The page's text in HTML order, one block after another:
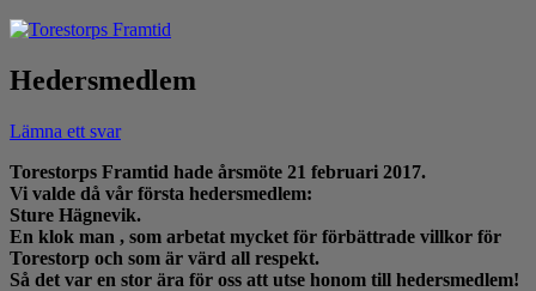
Hedersmedlem
Lämna ett svar
Torestorps Framtid hade årsmöte 21 februari 2017.
Vi valde då vår första hedersmedlem:
Sture Hägnevik.
En klok man , som arbetat mycket för förbättrade villkor för
Torestorp och som är värd all respekt.
Så det var en stor ära för oss att utse honom till hedersmedlem!